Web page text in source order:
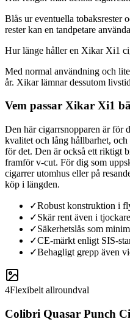
Blås ur eventuella tobaksrester
rester kan en tandpetare
Hur länge håller en Xikar Xi1
Med normal användning och
år. Xikar lämnar dessutom
Vem passar Xikar Xi1
Den här cigarrsnopparen är för
kvalitet och lång hållbarhet, och
för det. Den är också ett riktigt
framför v-cut. För dig som
cigarrer utomhus eller på
köp i längden.
✓Robust konstruktion i
✓Skär rent även i
✓Säkerhetslås som
✓CE-märkt enligt SIS-
✓Behagligt grepp även
4Flexibelt allroundval
Colibri Quasar Punch